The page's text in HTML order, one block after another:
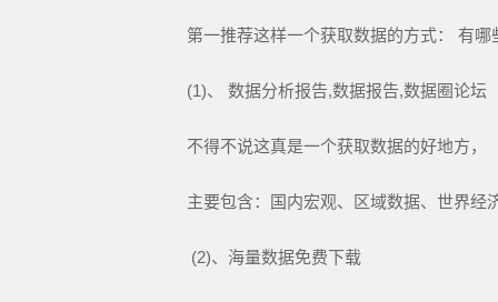
第一推荐这样一个获取数据的方式： 有哪
(1)、 数据分析报告,数据报告,数据圈论坛
不得不说这真是一个获取数据的好地方，
主要包含：国内宏观、区域数据、世界经济
(2)、海量数据免费下载